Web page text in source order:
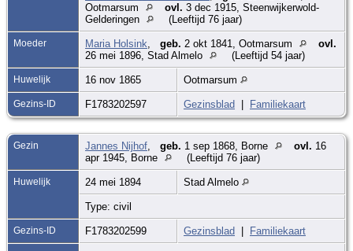
Ootmarsum
ovl. 3 dec 1915, Steenwijkerwold-
Gelderingen
(Leeftijd 76 jaar)
Moeder Maria Holsink geb. 2 okt 1841, Ootmarsum
ovl.
26 mei 1896, Stad Almelo
(Leeftijd 54 jaar)
Huwelijk 16 nov 1865 Ootmarsum
Gezins-ID F1783202597 Gezinsblad | Familiekaart
Gezin Jannes Nijhof geb. 1 sep 1868, Borne ovl. 16
apr 1945, Borne
(Leeftijd 76 jaar)
Huwelijk 24 mei 1894 Stad Almelo
Type: civil
Gezins-ID F1783202599 Gezinsblad | Familiekaart